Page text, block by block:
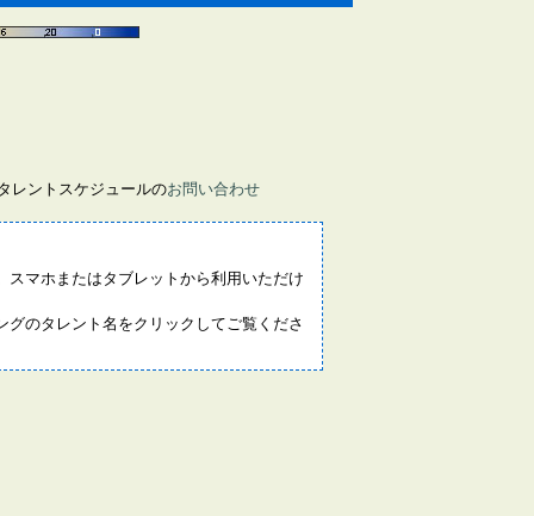
レントスケジュールのお問い合わせ
マホまたはタブレットから利用いただけ
グのタレント名をクリックしてご覧くださ